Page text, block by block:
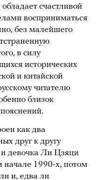
счастливой
восприниматься
без малейшего
в силу
исторических
и китайской
читателю
близок
как два
друг к другу
девочка Ли Цзяци
начале 1990-х, потом
и, едва ли